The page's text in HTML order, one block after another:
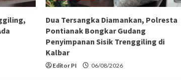
Dua Tersangka Diamankan, Polresta
Pontianak Bongkar Gudang
Penyimpanan Sisik Trenggiling di
Kalbar
Editor PI 06/08/2026